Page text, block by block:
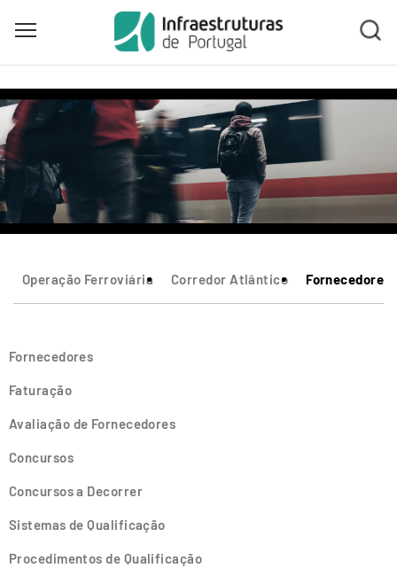
Skip
to
main
content
Toggle main menu visibility
Operação Ferroviária Corredor Atlântico Fornecedores
Fornecedores
Faturação
Avaliação de Fornecedores
Concursos
Concursos a Decorrer
Sistemas de Qualificação
Procedimentos de Qualificação